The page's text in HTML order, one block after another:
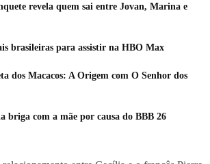
revela quem sai entre Jovan, Marina e
brasileiras para assistir na HBO Max
dos Macacos: A Origem com O Senhor dos
briga com a mãe por causa do BBB 26